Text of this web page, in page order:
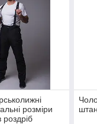
розміри